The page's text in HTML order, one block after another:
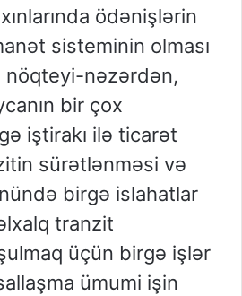
ödənişlərin
sisteminin olması
nöqteyi-nəzərdən,
bir çox
iştirakı ilə ticarət
sürətlənməsi və
birgə islahatlar
tranzit
üçün birgə işlər
ümumi işin